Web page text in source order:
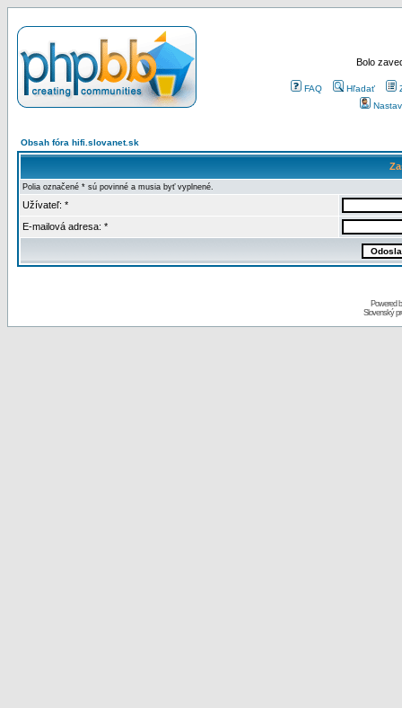
Bolo
FAQ Hľadať
Obsah fóra hifi.slovanet.sk
Polia označené * sú povinné a musia byť vyplnené.
Užívateľ: *
E-mailová adresa: *
Powered
Slovenský